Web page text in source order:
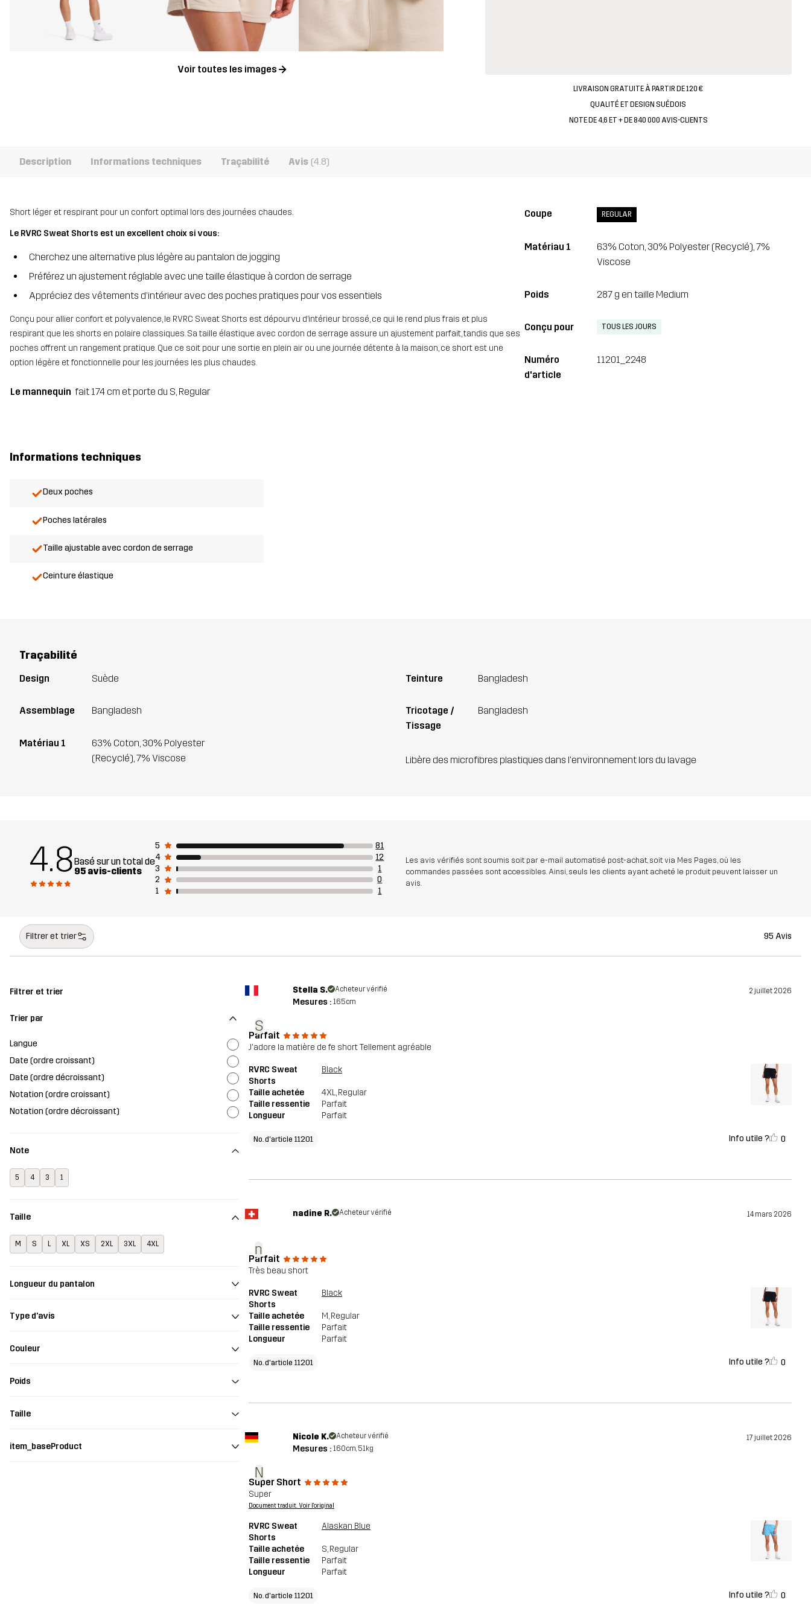
Voir toutes les images
LIVRAISON GRATUITE À PARTIR DE 120 €
QUALITÉ ET DESIGN SUÉDOIS
NOTE DE 4,6 ET + DE 840 000 AVIS-CLIENTS
Description Informations techniques Traçabilité Avis (4.8)
Short léger et respirant pour un confort optimal lors des journées chaudes.
Le RVRC Sweat Shorts est un excellent choix si vous:
Cherchez une alternative plus légère au pantalon de jogging
Préférez un ajustement réglable avec une taille élastique à cordon de serrage
Appréciez des vêtements d’intérieur avec des poches pratiques pour vos essentiels
Conçu pour allier confort et polyvalence, le RVRC Sweat Shorts est dépourvu d’intérieur brossé, ce qui le rend plus frais et plus
respirant que les shorts en polaire classiques. Sa taille élastique avec cordon de serrage assure un ajustement parfait, tandis que ses
poches offrent un rangement pratique. Que ce soit pour une sortie en plein air ou une journée détente à la maison, ce short est une
option légère et fonctionnelle pour les journées les plus chaudes.
Le mannequin fait 174 cm et porte du S, Regular
Coupe REGULAR
Matériau 1
63% Coton, 30% Polyester (Recyclé), 7%
Viscose
Poids 287 g en taille Medium
Conçu pour TOUS LES JOURS
Numéro
d'article
11201_2248
Informations techniques
Deux poches
Poches latérales
Taille ajustable avec cordon de serrage
Ceinture élastique
Traçabilité
Design Suède
Assemblage Bangladesh
Matériau 1
63% Coton, 30% Polyester
(Recyclé), 7% Viscose
Teinture Bangladesh
Tricotage /
Tissage
Bangladesh
Libère des microfibres plastiques dans l'environnement lors du lavage
4.8Basé sur un total de
95 avis-clients
5
81
4
12
3
1
2
0
1
1
Les avis vérifiés sont soumis soit par e-mail automatisé post-achat, soit via Mes Pages, où les
commandes passées sont accessibles. Ainsi, seuls les clients ayant acheté le produit peuvent laisser un
avis.
Filtrer et trier 95 Avis
Filtrer et trier
Trier par
Langue
Date (ordre croissant)
Date (ordre décroissant)
Notation (ordre croissant)
Notation (ordre décroissant)
Note
5 4 3 1
Taille
M S L XL XS 2XL 3XL 4XL
Longueur du pantalon
Type d'avis
Couleur
Poids
Taille
item_baseProduct
S
Stella S. Acheteur vérifié 2 juillet 2026
Mesures : 165cm
Parfait
J'adore la matière de fe short Tellement agréable
RVRC Sweat
Shorts
Black
Taille achetée 4XL, Regular
Taille ressentie
Parfait
Longueur
Parfait
No. d'article 11201 Info utile ? 0
n
nadine R. Acheteur vérifié 14 mars 2026
Parfait
Très beau short
RVRC Sweat
Shorts
Black
Taille achetée M, Regular
Taille ressentie
Parfait
Longueur
Parfait
No. d'article 11201 Info utile ? 0
N
Nicole K. Acheteur vérifié 17 juillet 2026
Mesures : 160cm, 51kg
Super Short
Super
Document traduit. Voir l'original
RVRC Sweat
Shorts
Alaskan Blue
Taille achetée S, Regular
Taille ressentie
Parfait
Longueur
Parfait
No. d'article 11201 Info utile ? 0